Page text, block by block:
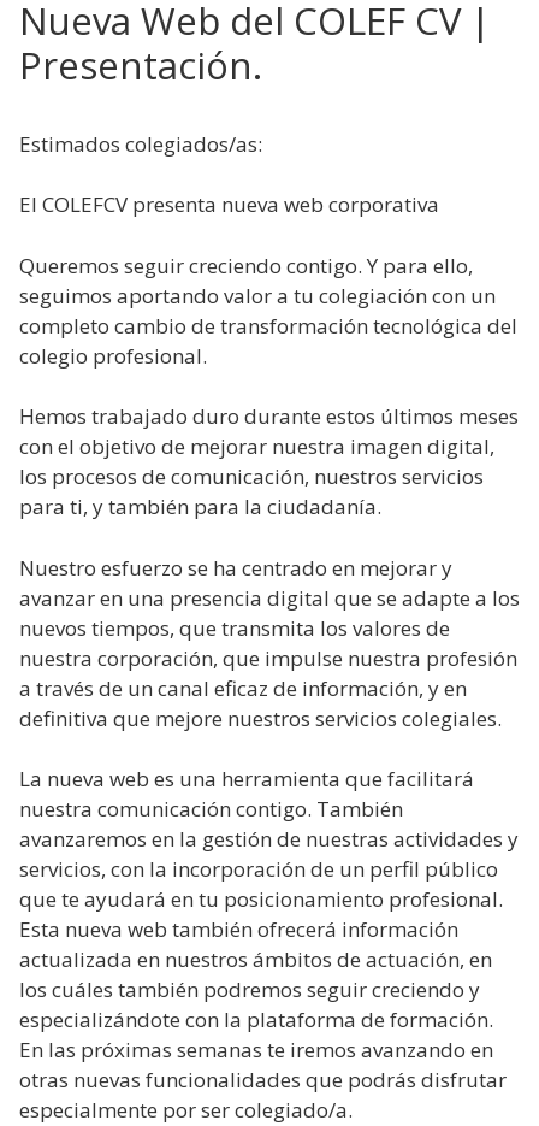
Nueva Web del COLEF CV |
Presentación.
Estimados colegiados/as:
El COLEFCV presenta nueva web corporativa
Queremos seguir creciendo contigo. Y para ello,
seguimos aportando valor a tu colegiación con un
completo cambio de transformación tecnológica del
colegio profesional.
Hemos trabajado duro durante estos últimos meses
con el objetivo de mejorar nuestra imagen digital,
los procesos de comunicación, nuestros servicios
para ti, y también para la ciudadanía.
Nuestro esfuerzo se ha centrado en mejorar y
avanzar en una presencia digital que se adapte a los
nuevos tiempos, que transmita los valores de
nuestra corporación, que impulse nuestra profesión
a través de un canal eficaz de información, y en
definitiva que mejore nuestros servicios colegiales.
La nueva web es una herramienta que facilitará
nuestra comunicación contigo. También
avanzaremos en la gestión de nuestras actividades y
servicios, con la incorporación de un perfil público
que te ayudará en tu posicionamiento profesional.
Esta nueva web también ofrecerá información
actualizada en nuestros ámbitos de actuación, en
los cuáles también podremos seguir creciendo y
especializándote con la plataforma de formación.
En las próximas semanas te iremos avanzando en
otras nuevas funcionalidades que podrás disfrutar
especialmente por ser colegiado/a.